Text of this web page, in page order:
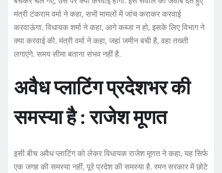
मंत्री टंकराम वर्मा ने कहा, सभी मामलों में जांच कराकर करवाई
करवाऊंगा. विधायक शर्मा ने कहा, आगे कब्जा न हो, इसके लिए विभाग ने
क्या करवाई की. मंत्री वर्मा ने कहा, जहां जमीन बची है, वहा तख्ती
लगाएंगे. समय सीमा बताना संभव नहीं है.
अवैध प्लाटिंग प्रदेशभर की
समस्या है : राजेश मूणत
इसी बीच अवैध प्लाटिंग को लेकर विधायक राजेश मूणत ने कहा, यह सिर्फ
एक जगह की समस्या नहीं, पूरे प्रदेश की समस्या है. रमन सरकार में छोटे